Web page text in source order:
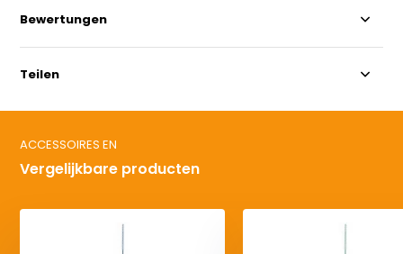
Bewertungen
Teilen
ACCESSOIRES EN
Vergelijkbare producten